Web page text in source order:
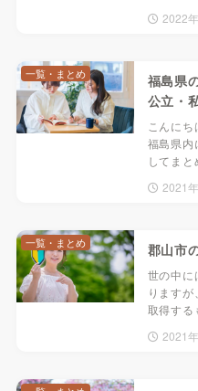
2022
福島県
公立・
こんに
福島県内
してまと
2021
一覧・まとめ
郡山市
世の中に
ります
取得する
2021
一覧・まとめ